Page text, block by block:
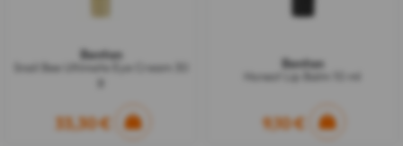
Benton
Snail Bee Ultimate Eye Cream 30
33,30 €
Benton
Honest Lip Balm 10 ml
9,10 €